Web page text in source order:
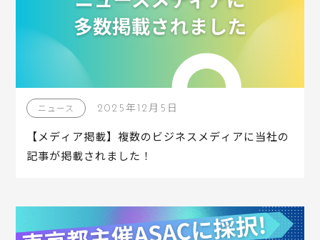
ニュース 2025年12月5日
【メディア掲載】複数のビジネスメディアに当社の
記事が掲載されました！